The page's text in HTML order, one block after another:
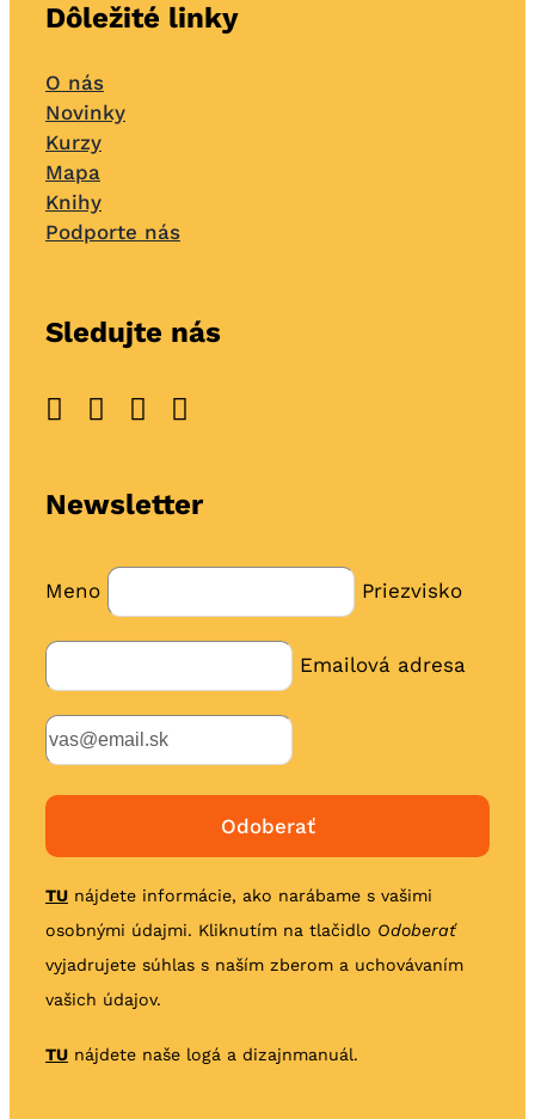
Dôležité linky
O nás
Novinky
Kurzy
Mapa
Knihy
Podporte nás
Sledujte nás
Newsletter
Meno Priezvisko
Emailová adresa
TUnájdete informácie, ako narábame s vašimi
osobnými údajmi. Kliknutím na tlačidlo Odoberať
vyjadrujete súhlas s naším zberom a uchovávaním
vašich údajov.
TUnájdete naše logá a dizajnmanuál.